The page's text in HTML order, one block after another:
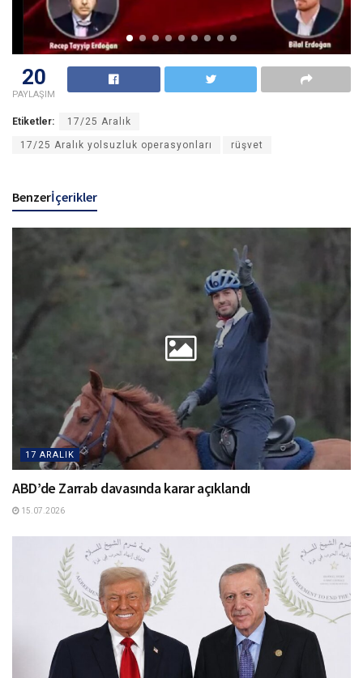
20
PAYLAŞIM
Etiketler: 17/25 Aralık
17/25 Aralık yolsuzluk operasyonları rüşvet
Benzerİçerikler
17 ARALIK
ABD’de Zarrab davasında karar açıklandı
15.07.2026